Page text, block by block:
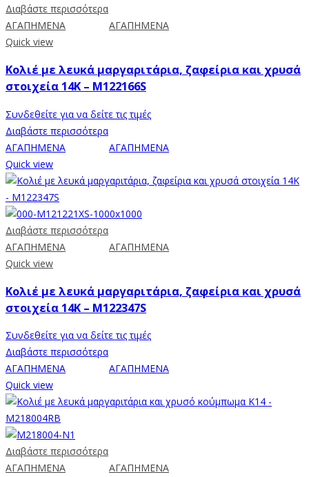
Διαβάστε περισσότερα
ΑΓΑΠΗΜΕΝΑ
ΑΓΑΠΗΜΕΝΑ
Quick view
Κολιέ με λευκά μαργαριτάρια, ζαφείρια και χρυσά
στοιχεία 14K – M122166S
Συνδεθείτε για να δείτε τις τιμές
Διαβάστε περισσότερα
ΑΓΑΠΗΜΕΝΑ
ΑΓΑΠΗΜΕΝΑ
Quick view
Διαβάστε περισσότερα
ΑΓΑΠΗΜΕΝΑ
ΑΓΑΠΗΜΕΝΑ
Quick view
Κολιέ με λευκά μαργαριτάρια, ζαφείρια και χρυσά
στοιχεία 14K – M122347S
Συνδεθείτε για να δείτε τις τιμές
Διαβάστε περισσότερα
ΑΓΑΠΗΜΕΝΑ
ΑΓΑΠΗΜΕΝΑ
Quick view
Διαβάστε περισσότερα
ΑΓΑΠΗΜΕΝΑ
ΑΓΑΠΗΜΕΝΑ